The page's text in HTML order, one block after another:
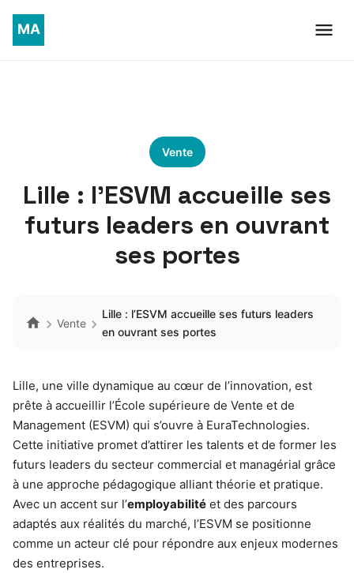
Vente
Lille : l’ESVM accueille ses
futurs leaders en ouvrant
ses portes
Vente
Lille : l’ESVM accueille ses futurs leaders
en ouvrant ses portes
Lille, une ville dynamique au cœur de l’innovation, est
prête à accueillir l’École supérieure de Vente et de
Management (ESVM) qui s’ouvre à EuraTechnologies.
Cette initiative promet d’attirer les talents et de former les
futurs leaders du secteur commercial et managérial grâce
à une approche pédagogique alliant théorie et pratique.
Avec un accent sur l’employabilité et des parcours
adaptés aux réalités du marché, l’ESVM se positionne
comme un acteur clé pour répondre aux enjeux modernes
des entreprises.